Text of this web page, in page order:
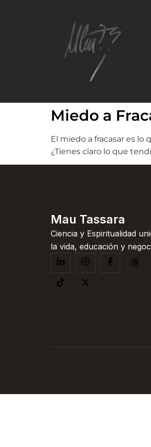
Miedo a
El miedo a fracasar es lo
¿Tienes claro lo que
Mau Tassara
Ciencia y Espiritualidad
la vida, educación y